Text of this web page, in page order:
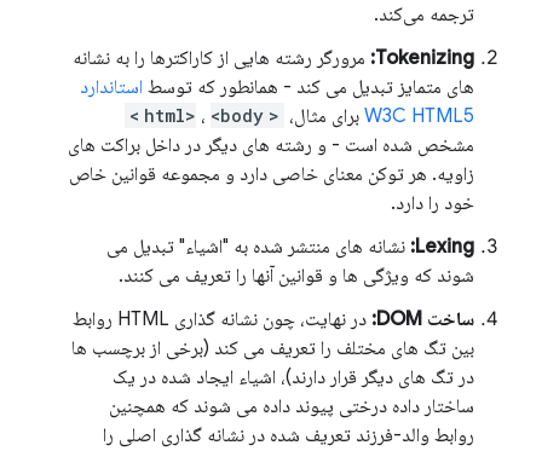
ترجمه می‌کند.
Tokenizing: مرورگر رشته هایی از کاراکترها را به نشانه
های متمایز تبدیل می کند - همانطور که توسط استاندارد
W3C HTML5 برای مثال، <html> ، <body>
مشخص شده است - و رشته های دیگر در داخل براکت های
زاویه. هر توکن معنای خاصی دارد و مجموعه قوانین خاص
خود را دارد.
Lexing: نشانه های منتشر شده به "اشیاء" تبدیل می
شوند که ویژگی ها و قوانین آنها را تعریف می کنند.
ساخت DOM:
در نهایت، چون نشانه گذاری HTML روابط
بین تگ های مختلف را تعریف می کند (برخی از برچسب ها
در تگ های دیگر قرار دارند)، اشیاء ایجاد شده در یک
ساختار داده درختی پیوند داده می شوند که همچنین
روابط والد-فرزند تعریف شده در نشانه گذاری اصلی را